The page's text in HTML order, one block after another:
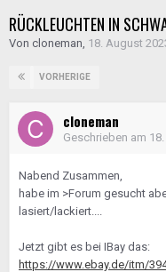
RÜCKLEUCHTEN IN
Von cloneman, 18. August
VORHERIGE
cloneman
Geschrieben am
Nabend Zusammen,
habe im >Forum gesucht
lasiert/lackiert....
Jetzt gibt es bei IBay das:
https://www.ebay.de/itm/